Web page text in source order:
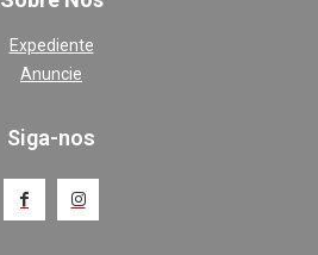
Expediente
Anuncie
Siga-nos